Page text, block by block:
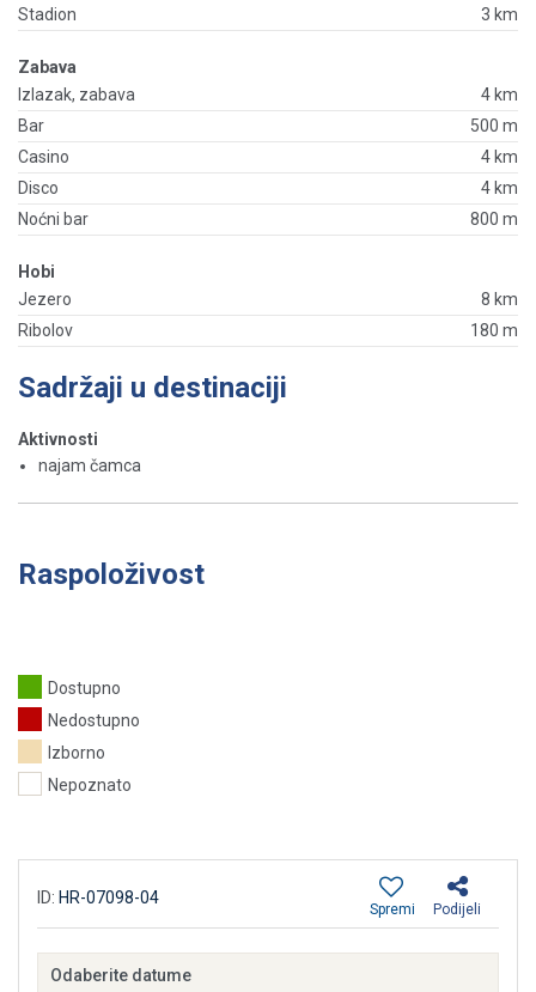
Stadion 3 km
Zabava
Izlazak, zabava
4 km
Bar
500 m
Casino
4 km
Disco
4 km
Noćni bar
800 m
Hobi
Jezero
8 km
Ribolov
180 m
Sadržaji u destinaciji
Aktivnosti
najam čamca
Raspoloživost
Dostupno
Nedostupno
Izborno
Nepoznato
ID: HR-07098-04
Podijeli
Spremi
Odaberite datume